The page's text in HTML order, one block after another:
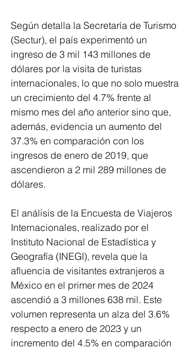
Según detalla la Secretaría de Turismo
(Sectur), el país experimentó un
ingreso de 3 mil 143 millones de
dólares por la visita de turistas
internacionales, lo que no solo muestra
un crecimiento del 4.7% frente al
mismo mes del año anterior sino que,
además, evidencia un aumento del
37.3% en comparación con los
ingresos de enero de 2019, que
ascendieron a 2 mil 289 millones de
dólares.
El análisis de la Encuesta de Viajeros
Internacionales, realizado por el
Instituto Nacional de Estadística y
Geografía (INEGI), revela que la
afluencia de visitantes extranjeros a
México en el primer mes de 2024
ascendió a 3 millones 638 mil. Este
volumen representa un alza del 3.6%
respecto a enero de 2023 y un
incremento del 4.5% en comparación